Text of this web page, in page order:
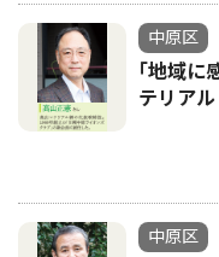
中原区
｢地域に
テリアル
中原区